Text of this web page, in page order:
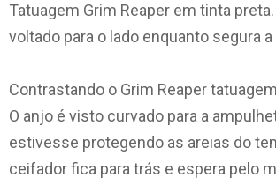
Tatuagem Grim Reaper em tinta
voltado para o lado enquanto segura
Contrastando o Grim Reaper
O anjo é visto curvado para a
estivesse protegendo as areias do
ceifador fica para trás e espera pelo